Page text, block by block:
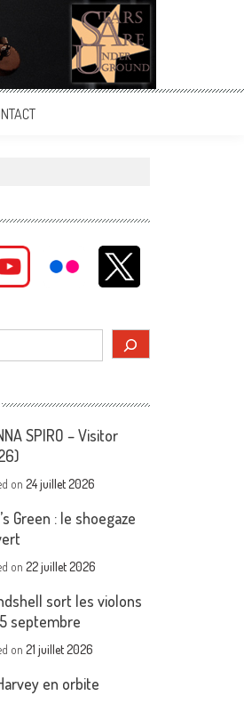
SPIRO – Visitor
on24 juillet 2026
Green : le shoegaze
on22 juillet 2026
sort les violons
septembre
on21 juillet 2026
en orbite